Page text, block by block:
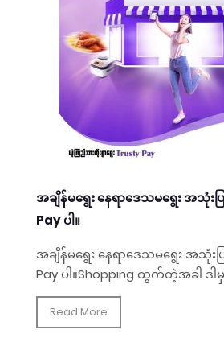
အချိန်မရွေး နေရာဒေသမရွေး အသုံး
Pay ပါ။
အချိန်မရွေး နေရာဒေသမရွေး အသုံး
Pay ပါ။Shopping ထွက်တဲ့အခါ ဒ
Read More